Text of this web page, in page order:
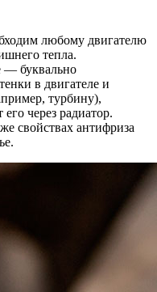
любому двигателю
тепла.
— буквально
в двигателе и
турбину),
через радиатор.
свойствах антифриза